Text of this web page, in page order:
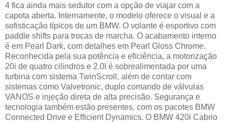
4 fica ainda mais sedutor com a opção de viajar com a
capota aberta. Internamente, o modelo oferece o visual e a
sofisticação típicos de um BMW. O volante é esportivo com
paddle shifts para trocas de marcha. O acabamento interno
é em Pearl Dark, com detalhes em Pearl Gloss Chrome.
Reconhecida pela sua potência e eficiência, a motorização
20i de quatro cilindros e 2.0l é sobrealimentada por uma
turbina com sistema TwinScroll, além de contar com
sistemas como Valvetronic, duplo comando de válvulas
VANOS e injeção direta de alta precisão. Segurança e
tecnologia também estão presentes, com os pacotes BMW
Connected Drive e Efficient Dynamics. O BMW 420i Cabrio